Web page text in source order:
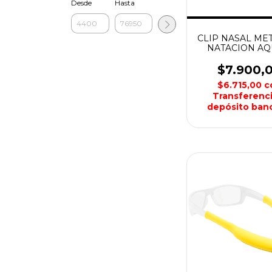
Desde Hasta
CLIP NASAL
NATACION
$6.715,00
depósito